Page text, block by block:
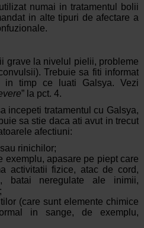
numai in tratamentul bolii
in alte tipuri de afectare a
grave la nivelul pielii, probleme
Trebuie sa fiti informat
in timp ce luati Galsya. Vezi
” la pct. 4.
incepeti tratamentul cu Galsya,
sa stie daca ati avut in trecut
afectiuni:
rinichilor;
exemplu, apasare pe piept care
activitatii fizice, atac de cord,
batai neregulate ale inimii,
(care sunt elemente chimice
in sange, de exemplu,